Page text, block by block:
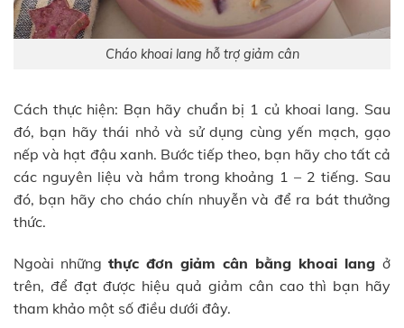
Cháo khoai lang hỗ trợ giảm cân
Cách thực hiện: Bạn hãy chuẩn bị 1 củ khoai lang. Sau
đó, bạn hãy thái nhỏ và sử dụng cùng yến mạch, gạo
nếp và hạt đậu xanh. Bước tiếp theo, bạn hãy cho tất cả
các nguyên liệu và hầm trong khoảng 1 – 2 tiếng. Sau
đó, bạn hãy cho cháo chín nhuyễn và để ra bát thưởng
thức.
Ngoài những thực đơn giảm cân bằng khoai lang ở
trên, để đạt được hiệu quả giảm cân cao thì bạn hãy
tham khảo một số điều dưới đây.